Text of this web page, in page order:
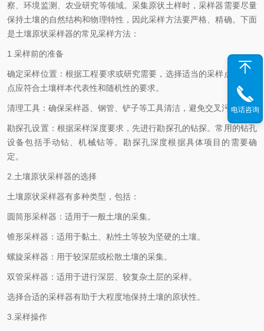
察、环境监测、农业研究等领域。采集原状土样时，采样器需要尽量
保持土壤的自然结构和物理特性，因此采样方法要严格、精确。下面
是土壤原状采样器的常见采样方法：
1.采样前的准备
确定采样位置：根据工程要求或研究需要，选择适当的采样点。采样
点应符合土壤样本代表性和随机性的要求。
清理工具：确保采样器、钢管、铲子等工具清洁，避免交叉污染。
勘探孔设置：根据采样深度要求，先进行勘探孔的钻探。常用的钻孔
设备包括手动钻、机械钻等。勘探孔深度根据具体项目的需要确
定。
2.土壤原状采样器的选择
土壤原状采样器有多种类型，包括：
圆筒形采样器：适用于一般土壤的采集。
锥形采样器：适用于黏土、粘性土等较为坚硬的土壤。
螺旋采样器：用于较深层或松散土壤的采集。
双管采样器：适用于进行深层、较复杂土层的采样。
选择合适的采样器有助于大程度地保持土壤的原状性。
3.采样操作
电话咨询